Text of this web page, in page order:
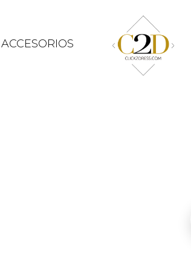
ACCESORIOS